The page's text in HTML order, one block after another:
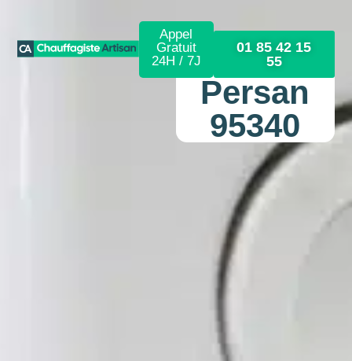
Appel
Gratuit
24H / 7J
01 85 42 15
55
Persan
95340